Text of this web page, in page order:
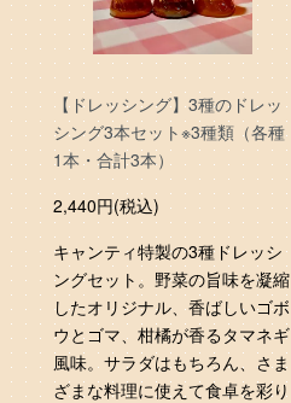
【ドレッシング】3種のドレッ
シング3本セット※3種類（各種
1本・合計3本）
2,440円(税込)
キャンティ特製の3種ドレッシ
ングセット。野菜の旨味を凝縮
したオリジナル、香ばしいゴボ
ウとゴマ、柑橘が香るタマネギ
風味。サラダはもちろん、さま
ざまな料理に使えて食卓を彩り